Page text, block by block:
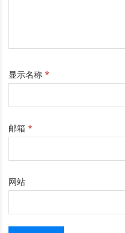
显示名称*
邮箱*
网站